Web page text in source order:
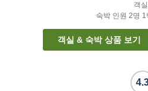
객
숙박 인원 2명 1
객실 & 숙박 상품 보기